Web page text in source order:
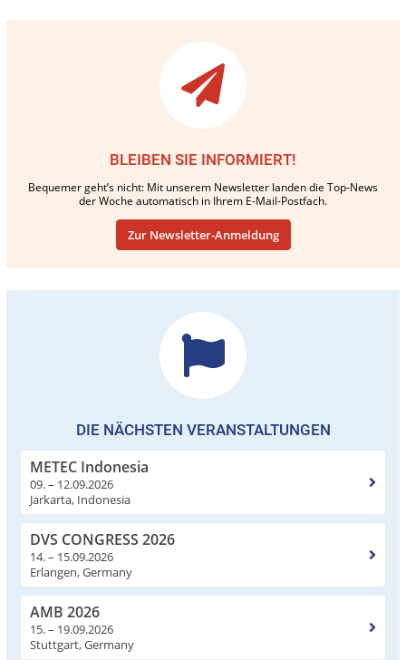
BLEIBEN SIE INFORMIERT!
Bequemer geht’s nicht: Mit unserem Newsletter landen die Top-News
der Woche automatisch in Ihrem E-Mail-Postfach.
Zur Newsletter-Anmeldung
DIE NÄCHSTEN VERANSTALTUNGEN
METEC Indonesia
09. – 12.09.2026
Jarkarta, Indonesia
DVS CONGRESS 2026
14. – 15.09.2026
Erlangen, Germany
AMB 2026
15. – 19.09.2026
Stuttgart, Germany